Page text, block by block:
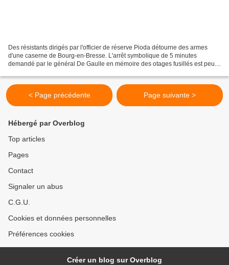
Des résistants dirigés par l'officier de réserve Pioda détourne des armes
d'une caserne de Bourg-en-Bresse. L'arrêt symbolique de 5 minutes
demandé par le général De Gaulle en mémoire des otages fusillés est peu
< Page précédente Page suivante >
Hébergé par Overblog
Top articles
Pages
Contact
Signaler un abus
C.G.U.
Cookies et données personnelles
Préférences cookies
Créer un blog sur Overblog